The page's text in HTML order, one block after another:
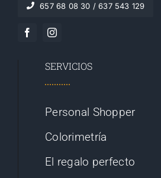
657 68 08 30 / 637 543 129
SERVICIOS
Personal Shopper
Colorimetría
El regalo perfecto